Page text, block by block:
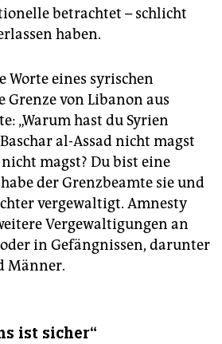
betrachtet – schlicht
haben.
Worte eines syrischen
Grenze von Libanon aus
„Warum hast du Syrien
al-Assad nicht magst
magst? Du bist eine
der Grenzbeamte sie und
vergewaltigt. Amnesty
Vergewaltigungen an
in Gefängnissen, darunter
Männer.
ist sicher“